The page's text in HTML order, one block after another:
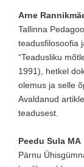
Arne
Tallinna
teadusfilosoofia
“Teadusliku
1991), hetkel
olemus ja selle
Avaldanud
teadusest.
Peedu Sula MA
Pärnu